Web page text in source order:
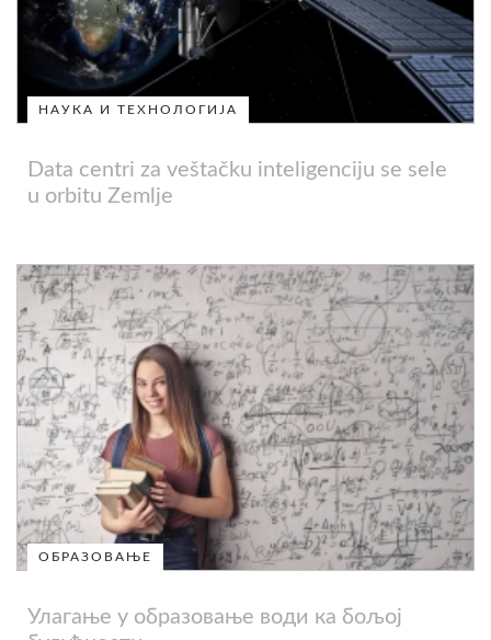
НАУКА И ТЕХНОЛОГИЈА
Data centri za veštačku inteligenciju se sele
u orbitu Zemlje
ОБРАЗОВАЊЕ
Улагање у образовање води ка бољој